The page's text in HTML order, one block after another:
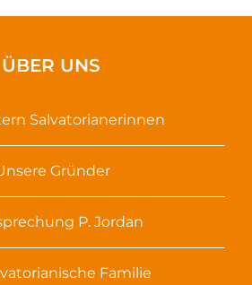
ÜBER UNS
Salvatorianerinnen
Gründer
P. Jordan
Familie